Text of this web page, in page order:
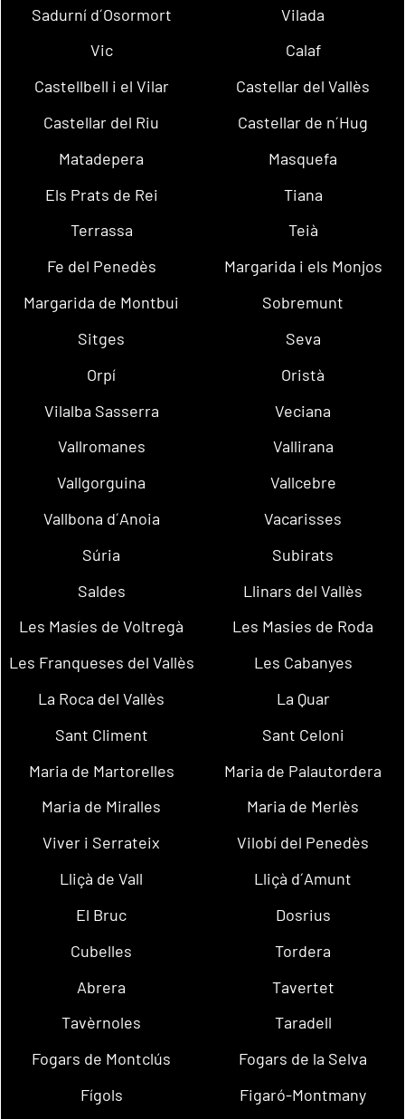
Sadurní d´Osormort
Vilada
Vic
Calaf
Castellbell i el Vilar
Castellar del Vallès
Castellar del Riu
Castellar de n´Hug
Matadepera
Masquefa
Els Prats de Rei
Tiana
Terrassa
Teià
Fe del Penedès
Margarida i els Monjos
Margarida de Montbui
Sobremunt
Sitges
Seva
Orpí
Oristà
Vilalba Sasserra
Veciana
Vallromanes
Vallirana
Vallgorguina
Vallcebre
Vallbona d´Anoia
Vacarisses
Súria
Subirats
Saldes
Llinars del Vallès
Les Masíes de Voltregà
Les Masies de Roda
Les Franqueses del Vallès
Les Cabanyes
La Roca del Vallès
La Quar
Sant Climent
Sant Celoni
Maria de Martorelles
Maria de Palautordera
Maria de Miralles
Maria de Merlès
Viver i Serrateix
Vilobí del Penedès
Lliçà de Vall
Lliçà d´Amunt
El Bruc
Dosrius
Cubelles
Tordera
Abrera
Tavertet
Tavèrnoles
Taradell
Fogars de Montclús
Fogars de la Selva
Fígols
Figaró-Montmany